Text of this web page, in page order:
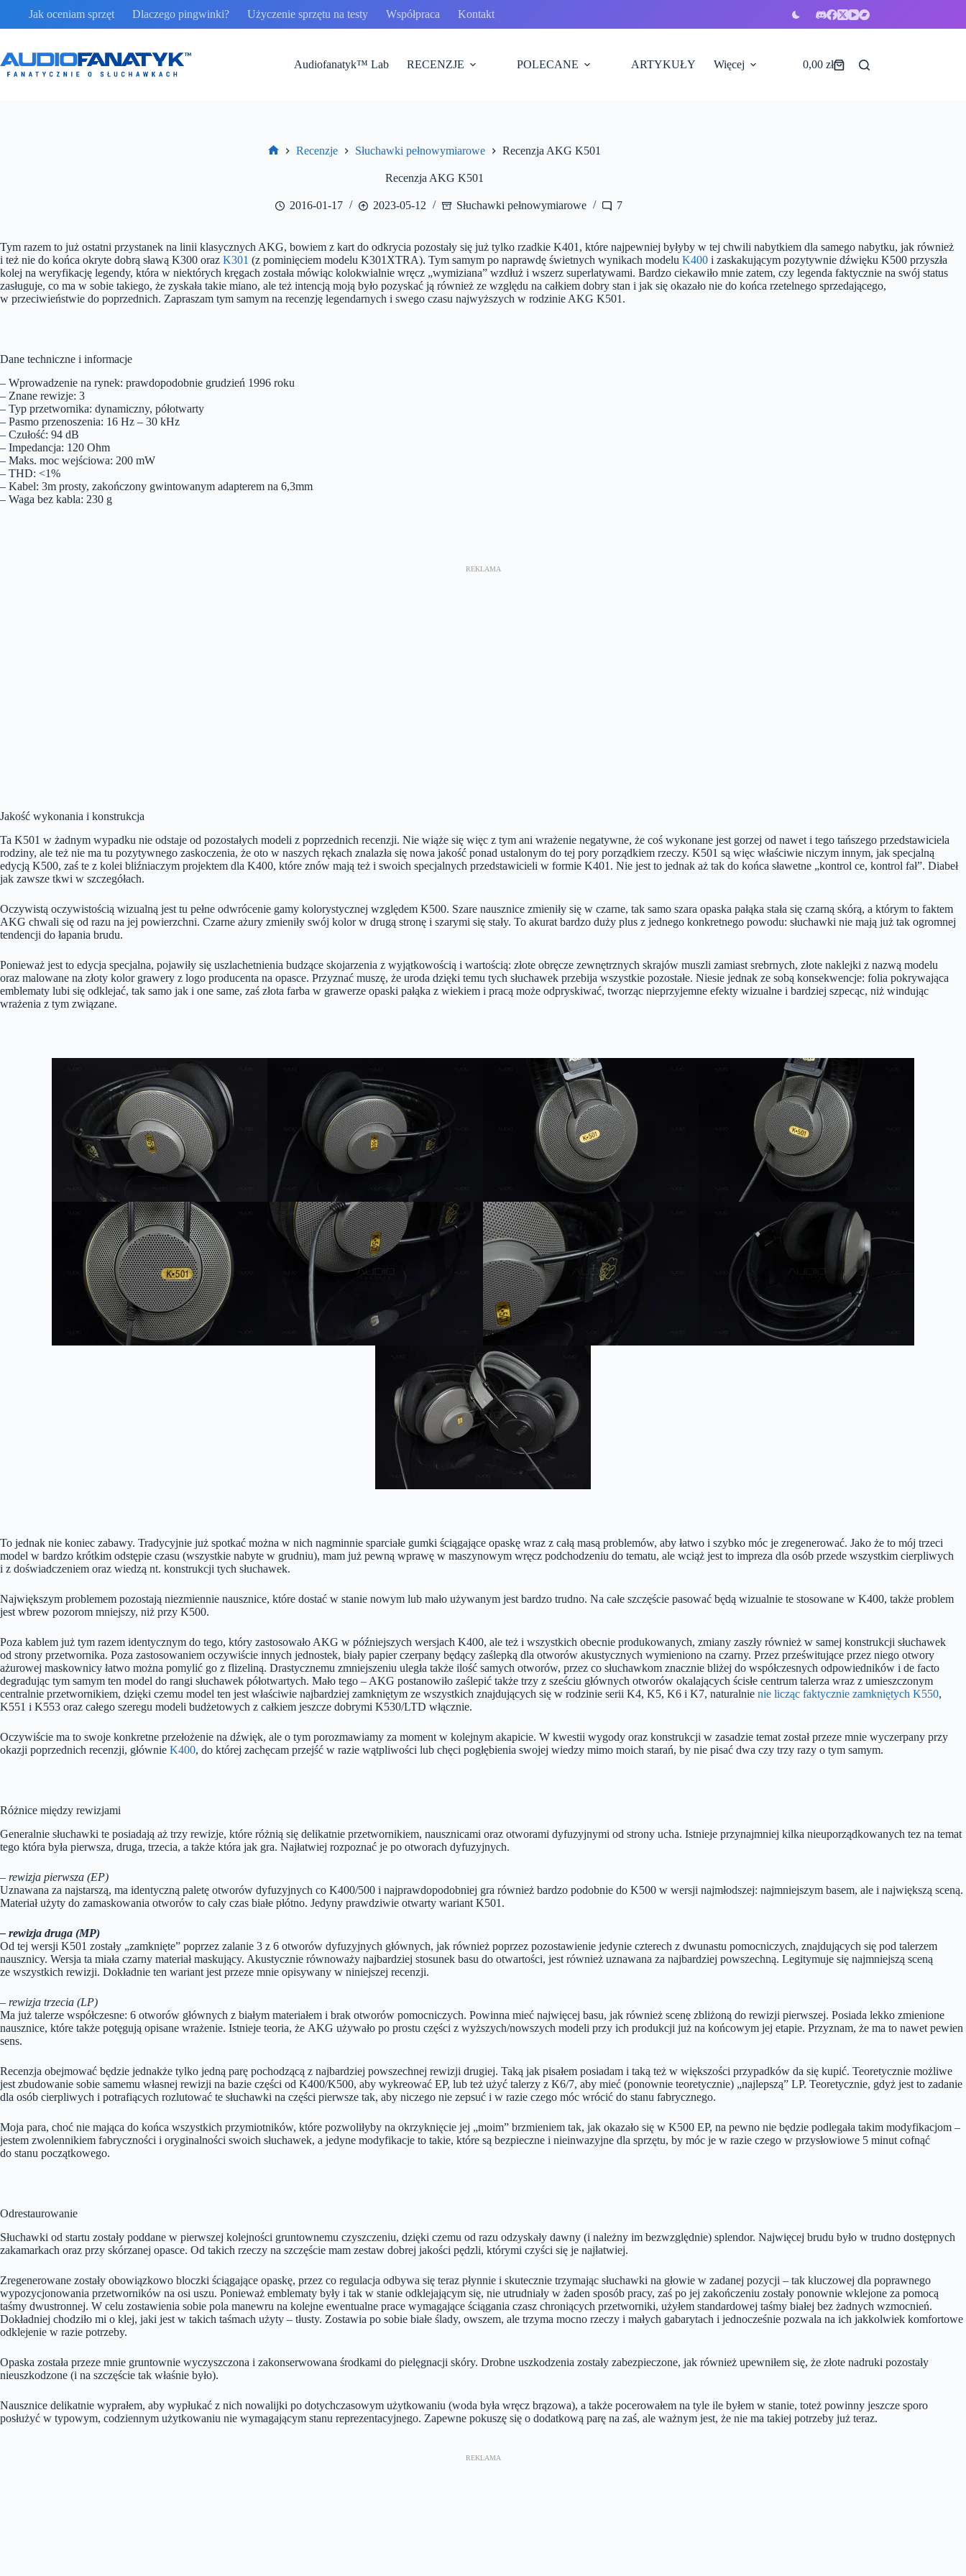
treści
Jak oceniam sprzęt Dlaczego pingwinki? Użyczenie sprzętu na testy Współpraca Kontakt
Audiofanatyk™ Lab RECENZJE POLECANE ARTYKUŁY Więcej Koszyk
0,00 zł
Recenzje Słuchawki pełnowymiarowe Recenzja AKG K501
Recenzja AKG K501
2016-01-17 2023-05-12 Słuchawki pełnowymiarowe 7
Tym razem to już ostatni przystanek na linii klasycznych AKG, bowiem z kart do odkrycia pozostały się już tylko rzadkie K401, które najpewniej byłyby w tej chwili nabytkiem dla samego nabytku, jak również
i też nie do końca okryte dobrą sławą K300 oraz K301 (z pominięciem modelu K301XTRA). Tym samym po naprawdę świetnych wynikach modelu K400 i zaskakującym pozytywnie dźwięku K500 przyszła
kolej na weryfikację legendy, która w niektórych kręgach została mówiąc kolokwialnie wręcz „wymiziana” wzdłuż i wszerz superlatywami. Bardzo ciekawiło mnie zatem, czy legenda faktycznie na swój status
zasługuje, co ma w sobie takiego, że zyskała takie miano, ale też intencją moją było pozyskać ją również ze względu na całkiem dobry stan i jak się okazało nie do końca rzetelnego sprzedającego,
w przeciwieństwie do poprzednich. Zapraszam tym samym na recenzję legendarnych i swego czasu najwyższych w rodzinie AKG K501.
Dane techniczne i informacje
– Wprowadzenie na rynek: prawdopodobnie grudzień 1996 roku
– Znane rewizje: 3
– Typ przetwornika: dynamiczny, półotwarty
– Pasmo przenoszenia: 16 Hz – 30 kHz
– Czułość: 94 dB
– Impedancja: 120 Ohm
– Maks. moc wejściowa: 200 mW
– THD: <1%
– Kabel: 3m prosty, zakończony gwintowanym adapterem na 6,3mm
– Waga bez kabla: 230 g
Jakość wykonania i konstrukcja
Ta K501 w żadnym wypadku nie odstaje od pozostałych modeli z poprzednich recenzji. Nie wiąże się więc z tym ani wrażenie negatywne, że coś wykonane jest gorzej od nawet i tego tańszego przedstawiciela
rodziny, ale też nie ma tu pozytywnego zaskoczenia, że oto w naszych rękach znalazła się nowa jakość ponad ustalonym do tej pory porządkiem rzeczy. K501 są więc właściwie niczym innym, jak specjalną
edycją K500, zaś te z kolei bliźniaczym projektem dla K400, które znów mają też i swoich specjalnych przedstawicieli w formie K401. Nie jest to jednak aż tak do końca sławetne „kontrol ce, kontrol fał”. Diabeł
jak zawsze tkwi w szczegółach.
Oczywistą oczywistością wizualną jest tu pełne odwrócenie gamy kolorystycznej względem K500. Szare nausznice zmieniły się w czarne, tak samo szara opaska pałąka stała się czarną skórą, a którym to faktem
AKG chwali się od razu na jej powierzchni. Czarne ażury zmieniły swój kolor w drugą stronę i szarymi się stały. To akurat bardzo duży plus z jednego konkretnego powodu: słuchawki nie mają już tak ogromnej
tendencji do łapania brudu.
Ponieważ jest to edycja specjalna, pojawiły się uszlachetnienia budzące skojarzenia z wyjątkowością i wartością: złote obręcze zewnętrznych skrajów muszli zamiast srebrnych, złote naklejki z nazwą modelu
oraz malowane na złoty kolor grawery z logo producenta na opasce. Przyznać muszę, że uroda dzięki temu tych słuchawek przebija wszystkie pozostałe. Niesie jednak ze sobą konsekwencje: folia pokrywająca
emblematy lubi się odklejać, tak samo jak i one same, zaś złota farba w grawerze opaski pałąka z wiekiem i pracą może odpryskiwać, tworząc nieprzyjemne efekty wizualne i bardziej szpecąc, niż windując
wrażenia z tym związane.
To jednak nie koniec zabawy. Tradycyjnie już spotkać można w nich nagminnie sparciałe gumki ściągające opaskę wraz z całą masą problemów, aby łatwo i szybko móc je zregenerować. Jako że to mój trzeci
model w bardzo krótkim odstępie czasu (wszystkie nabyte w grudniu), mam już pewną wprawę w maszynowym wręcz podchodzeniu do tematu, ale wciąż jest to impreza dla osób przede wszystkim cierpliwych
i z doświadczeniem oraz wiedzą nt. konstrukcji tych słuchawek.
Największym problemem pozostają niezmiennie nausznice, które dostać w stanie nowym lub mało używanym jest bardzo trudno. Na całe szczęście pasować będą wizualnie te stosowane w K400, także problem
jest wbrew pozorom mniejszy, niż przy K500.
Poza kablem już tym razem identycznym do tego, który zastosowało AKG w późniejszych wersjach K400, ale też i wszystkich obecnie produkowanych, zmiany zaszły również w samej konstrukcji słuchawek
od strony przetwornika. Poza zastosowaniem oczywiście innych jednostek, biały papier czerpany będący zaślepką dla otworów akustycznych wymieniono na czarny. Przez prześwitujące przez niego otwory
ażurowej maskownicy łatwo można pomylić go z flizeliną. Drastycznemu zmniejszeniu uległa także ilość samych otworów, przez co słuchawkom znacznie bliżej do współczesnych odpowiedników i de facto
degradując tym samym ten model do rangi słuchawek półotwartych. Mało tego – AKG postanowiło zaślepić także trzy z sześciu głównych otworów okalających ścisłe centrum talerza wraz z umieszczonym
centralnie przetwornikiem, dzięki czemu model ten jest właściwie najbardziej zamkniętym ze wszystkich znajdujących się w rodzinie serii K4, K5, K6 i K7, naturalnie nie licząc faktycznie zamkniętych K550,
K551 i K553 oraz całego szeregu modeli budżetowych z całkiem jeszcze dobrymi K530/LTD włącznie.
Oczywiście ma to swoje konkretne przełożenie na dźwięk, ale o tym porozmawiamy za moment w kolejnym akapicie. W kwestii wygody oraz konstrukcji w zasadzie temat został przeze mnie wyczerpany przy
okazji poprzednich recenzji, głównie K400, do której zachęcam przejść w razie wątpliwości lub chęci pogłębienia swojej wiedzy mimo moich starań, by nie pisać dwa czy trzy razy o tym samym.
Różnice między rewizjami
Generalnie słuchawki te posiadają aż trzy rewizje, które różnią się delikatnie przetwornikiem, nausznicami oraz otworami dyfuzyjnymi od strony ucha. Istnieje przynajmniej kilka nieuporządkowanych tez na temat
tego która była pierwsza, druga, trzecia, a także która jak gra. Najłatwiej rozpoznać je po otworach dyfuzyjnych.
– rewizja pierwsza (EP)
Uznawana za najstarszą, ma identyczną paletę otworów dyfuzyjnych co K400/500 i najprawdopodobniej gra również bardzo podobnie do K500 w wersji najmłodszej: najmniejszym basem, ale i największą sceną.
Materiał użyty do zamaskowania otworów to cały czas białe płótno. Jedyny prawdziwie otwarty wariant K501.
– rewizja druga (MP)
Od tej wersji K501 zostały „zamknięte” poprzez zalanie 3 z 6 otworów dyfuzyjnych głównych, jak również poprzez pozostawienie jedynie czterech z dwunastu pomocniczych, znajdujących się pod talerzem
nausznicy. Wersja ta miała czarny materiał maskujący. Akustycznie równoważy najbardziej stosunek basu do otwartości, jest również uznawana za najbardziej powszechną. Legitymuje się najmniejszą sceną
ze wszystkich rewizji. Dokładnie ten wariant jest przeze mnie opisywany w niniejszej recenzji.
– rewizja trzecia (LP)
Ma już talerze współczesne: 6 otworów głównych z białym materiałem i brak otworów pomocniczych. Powinna mieć najwięcej basu, jak również scenę zbliżoną do rewizji pierwszej. Posiada lekko zmienione
nausznice, które także potęgują opisane wrażenie. Istnieje teoria, że AKG używało po prostu części z wyższych/nowszych modeli przy ich produkcji już na końcowym jej etapie. Przyznam, że ma to nawet pewien
sens.
Recenzja obejmować będzie jednakże tylko jedną parę pochodzącą z najbardziej powszechnej rewizji drugiej. Taką jak pisałem posiadam i taką też w większości przypadków da się kupić. Teoretycznie możliwe
jest zbudowanie sobie samemu własnej rewizji na bazie części od K400/K500, aby wykreować EP, lub też użyć talerzy z K6/7, aby mieć (ponownie teoretycznie) „najlepszą” LP. Teoretycznie, gdyż jest to zadanie
dla osób cierpliwych i potrafiących rozlutować te słuchawki na części pierwsze tak, aby niczego nie zepsuć i w razie czego móc wrócić do stanu fabrycznego.
Moja para, choć nie mająca do końca wszystkich przymiotników, które pozwoliłyby na okrzyknięcie jej „moim” brzmieniem tak, jak okazało się w K500 EP, na pewno nie będzie podlegała takim modyfikacjom –
jestem zwolennikiem fabryczności i oryginalności swoich słuchawek, a jedyne modyfikacje to takie, które są bezpieczne i nieinwazyjne dla sprzętu, by móc je w razie czego w przysłowiowe 5 minut cofnąć
do stanu początkowego.
Odrestaurowanie
Słuchawki od startu zostały poddane w pierwszej kolejności gruntownemu czyszczeniu, dzięki czemu od razu odzyskały dawny (i należny im bezwzględnie) splendor. Najwięcej brudu było w trudno dostępnych
zakamarkach oraz przy skórzanej opasce. Od takich rzeczy na szczęście mam zestaw dobrej jakości pędzli, którymi czyści się je najłatwiej.
Zregenerowane zostały obowiązkowo bloczki ściągające opaskę, przez co regulacja odbywa się teraz płynnie i skutecznie trzymając słuchawki na głowie w zadanej pozycji – tak kluczowej dla poprawnego
wypozycjonowania przetworników na osi uszu. Ponieważ emblematy były i tak w stanie odklejającym się, nie utrudniały w żaden sposób pracy, zaś po jej zakończeniu zostały ponownie wklejone za pomocą
taśmy dwustronnej. W celu zostawienia sobie pola manewru na kolejne ewentualne prace wymagające ściągania czasz chroniących przetworniki, użyłem standardowej taśmy białej bez żadnych wzmocnień.
Dokładniej chodziło mi o klej, jaki jest w takich taśmach użyty – tłusty. Zostawia po sobie białe ślady, owszem, ale trzyma mocno rzeczy i małych gabarytach i jednocześnie pozwala na ich jakkolwiek komfortowe
odklejenie w razie potrzeby.
Opaska została przeze mnie gruntownie wyczyszczona i zakonserwowana środkami do pielęgnacji skóry. Drobne uszkodzenia zostały zabezpieczone, jak również upewniłem się, że złote nadruki pozostały
nieuszkodzone (i na szczęście tak właśnie było).
Nausznice delikatnie wyprałem, aby wypłukać z nich nowalijki po dotychczasowym użytkowaniu (woda była wręcz brązowa), a także pocerowałem na tyle ile byłem w stanie, toteż powinny jeszcze sporo
posłużyć w typowym, codziennym użytkowaniu nie wymagającym stanu reprezentacyjnego. Zapewne pokuszę się o dodatkową parę na zaś, ale ważnym jest, że nie ma takiej potrzeby już teraz.